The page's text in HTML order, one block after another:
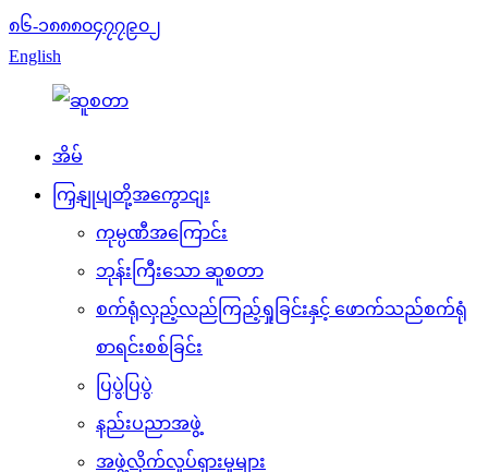
၈၆-၁၈၈၈၀၄၇၇၉၀၂
English
အိမ်
ကြှနျုပျတို့အကွောငျး
ကုမ္ပဏီအကြောင်း
ဘုန်းကြီးသော ဆူစတာ
စက်ရုံလှည့်လည်ကြည့်ရှုခြင်းနှင့် ဖောက်သည်စက်ရုံ
စာရင်းစစ်ခြင်း
ပြပွဲပြပွဲ
နည်းပညာအဖွဲ့
အဖွဲ့လိုက်လှုပ်ရှားမှုများ